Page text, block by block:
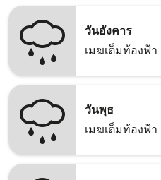
วันอังคาร
เมฆเต็มท้องฟ้า
วันพุธ
เมฆเต็มท้องฟ้า